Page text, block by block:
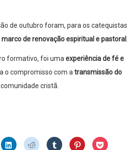
de outubro foram, para os catequistas
marco de renovação espiritual e pastoral .
formativo, foi umaexperiência de fé e
o compromisso com atransmissão do
cristã.
Click Click Click Click Click